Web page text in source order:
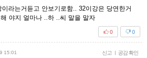
라는거듣고 안보기로함.. 32이강은 당연한거
야지 얼마나 ..하 ..씨 말을 말자
0
0
15:01 신고 | 공감 확인